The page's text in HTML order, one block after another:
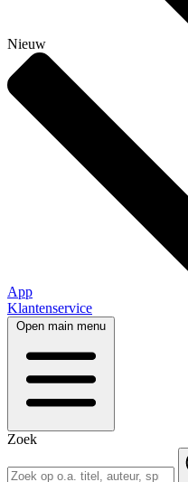
Nieuw
App
Klantenservice
Open main menu
Zoek